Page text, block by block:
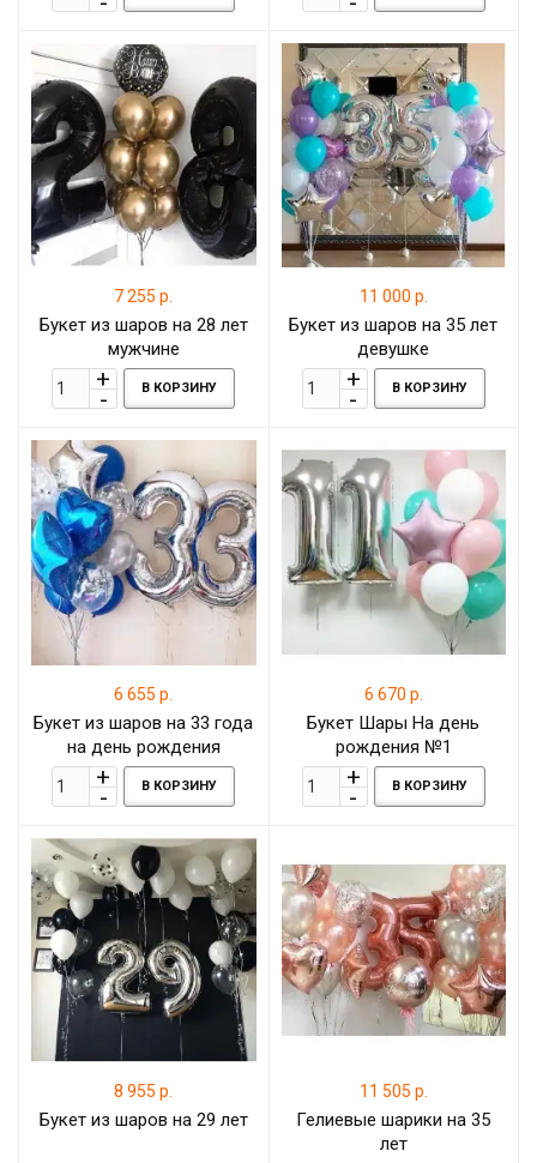
7 255 р.
Букет из шаров на 28 лет
мужчине
В КОРЗИНУ
11 000 р.
Букет из шаров на 35 лет
девушке
В КОРЗИНУ
6 655 р.
Букет из шаров на 33 года
на день рождения
В КОРЗИНУ
6 670 р.
Букет Шары На день
рождения №1
В КОРЗИНУ
8 955 р.
Букет из шаров на 29 лет
11 505 р.
Гелиевые шарики на 35
лет